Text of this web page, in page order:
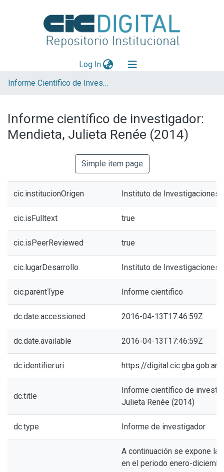
Log In(current)
Explorar
Aportar material
Informe Científico de Investigador
Informe científico de investigador:
Mendieta, Julieta Renée (2014)
Simple item page
cic.institucionOrigen Instituto de Investigaciones
cic.isFulltext true
cic.isPeerReviewed true
cic.lugarDesarrollo Instituto de Investigaciones
cic.parentType Informe cientifico
dc.date.accessioned 2016-04-13T17:46:59Z
dc.date.available 2016-04-13T17:46:59Z
dc.identifier.uri https://
dc.title
Informe científico de
Julieta Renée (2014)
dc.type Informe de investigador
A continuación se expone la
en el periodo enero-